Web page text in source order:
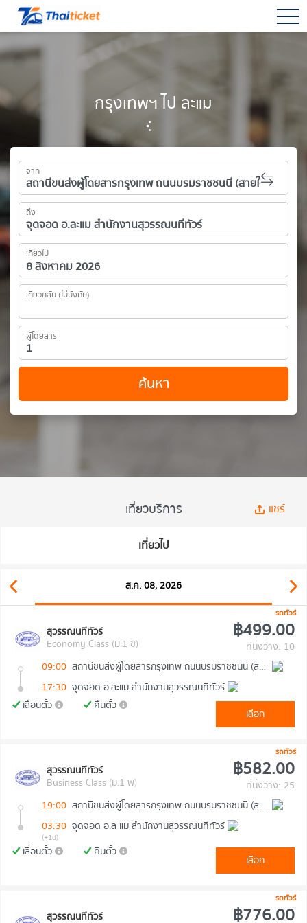
กรุงเทพฯ ไป ละแม
จาก
ถึง
เที่ยวไป
เที่ยวกลับ (ไม่บังคับ)
ผู้โดยสาร
ค้นหา
เที่ยวบริการ แชร์
เที่ยวไป
ส.ค. 08, 2026
รถทัวร์
สุวรรณนทีทัวร์
Economy Class (ม.1 ข)
฿499.00
ที่นั่งว่าง: 10
09:00
สถานีขนส่งผู้โดยสารกรุงเทพ ถนนบรมราชชนนี (สายใต้ใหม่)
17:30 จุดจอด อ.ละแม สำนักงานสุวรรณนทีทัวร์
เลื่อนตั๋ว
คืนตั๋ว
เลือก
รถทัวร์
สุวรรณนทีทัวร์
Business Class (ม.1 พ)
฿582.00
ที่นั่งว่าง: 25
19:00
สถานีขนส่งผู้โดยสารกรุงเทพ ถนนบรมราชชนนี (สายใต้ใหม่)
03:30 จุดจอด อ.ละแม สำนักงานสุวรรณนทีทัวร์
(+1d)
เลื่อนตั๋ว คืนตั๋ว
เลือก
รถทัวร์
สุวรรณนทีทัวร์
฿776.00